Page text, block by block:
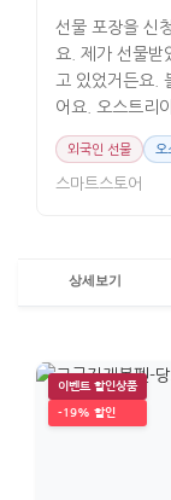
선물 포장을 신
요. 제가 선물받
고 있었거든요.
어요. 오스트리
외국인 선물 오
스마트스토어
상세보기
이벤트 할인상품
-19% 할인